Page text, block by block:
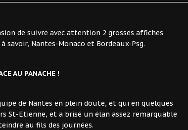
de suivre avec attention 2 grosses affiches
Nantes-Monaco et Bordeaux-Psg.
AU PANACHE !
de Nantes en plein doute, et qui en quelques
St-Etienne, et a brisé un élan assez remarquable
au fils des journées.